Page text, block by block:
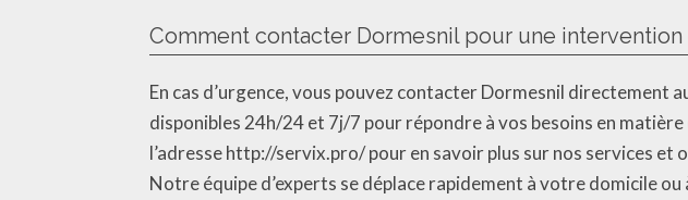
Comment contacter Dormesnil pour une
En cas d’urgence, vous pouvez contacter Dormesnil directement
disponibles 24h/24 et 7j/7 pour répondre à vos besoins en
l’adresse http://servix.pro/ pour en savoir plus sur nos services
Notre équipe d’experts se déplace rapidement à votre domicile